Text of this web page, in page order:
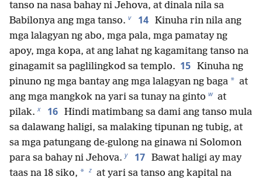
tanso na nasa bahay ni Jehova, at dinala nila sa
Babilonya ang mga tanso. v 14 Kinuha rin nila ang
mga lalagyan ng abo, mga pala, mga pamatay ng
apoy, mga kopa, at ang lahat ng kagamitang tanso na
ginagamit sa paglilingkod sa templo. 15 Kinuha ng
pinuno ng mga bantay ang mga lalagyan ng baga * at
ang mga mangkok na yari sa tunay na ginto w at
pilak. x 16 Hindi matimbang sa dami ang tanso mula
sa dalawang haligi, sa malaking tipunan ng tubig, at
sa mga patungang de-gulong na ginawa ni Solomon
para sa bahay ni Jehova. y 17 Bawat haligi ay may
taas na 18 siko, * z at yari sa tanso ang kapital na